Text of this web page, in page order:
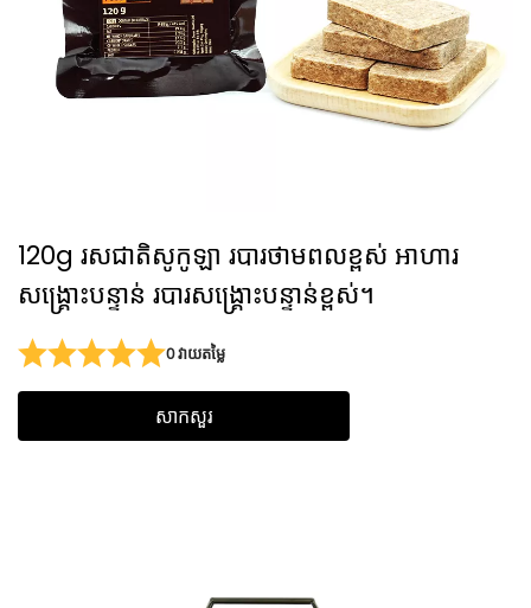
120g រសជាតិសូកូឡា របារថាមពលខ្ពស់ អាហារ
សង្គ្រោះបន្ទាន់ របារសង្គ្រោះបន្ទាន់ខ្ពស់។
0 វាយតម្លៃ
សាកសួរ